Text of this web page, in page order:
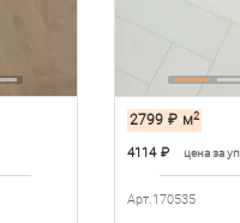
2799 ₽ м2
4114 ₽ цена за
Арт.170535